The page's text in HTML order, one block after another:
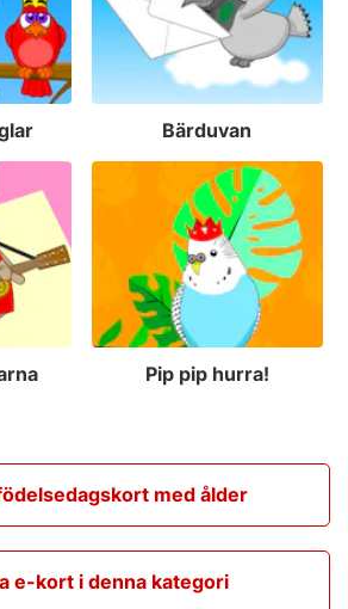
Bärduvan
Pip pip hurra!
med ålder
e-kort i denna kategori